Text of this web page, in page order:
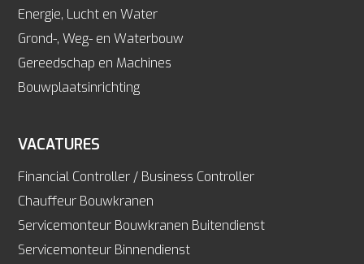
VACATURES
Financial Controller / Business Controller
Chauffeur Bouwkranen
Servicemonteur Bouwkranen Buitendienst
Servicemonteur Binnendienst
Energie, Lucht en Water
Grond-, Weg- en Waterbouw
Gereedschap en Machines
Bouwplaatsinrichting